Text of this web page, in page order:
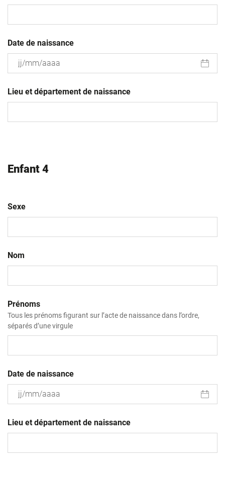
Date de naissance
slash
MM
Lieu et département de naissance
Enfant 4
Sexe
Nom
Prénoms
Tous les prénoms figurant sur l’acte de naissance dans l’ordre,
séparés d’une virgule
Date de naissance
slash
MM
Lieu et département de naissance